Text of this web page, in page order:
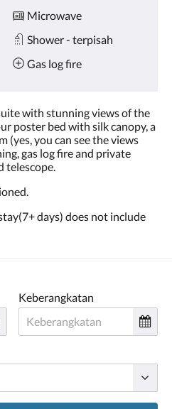
Microwave
Shower - terpisah
Gas log fire
with stunning views of the
poster bed with silk canopy, a
(yes, you can see the views
gas log fire and private
telescope.
days) does not include
Keberangkatan